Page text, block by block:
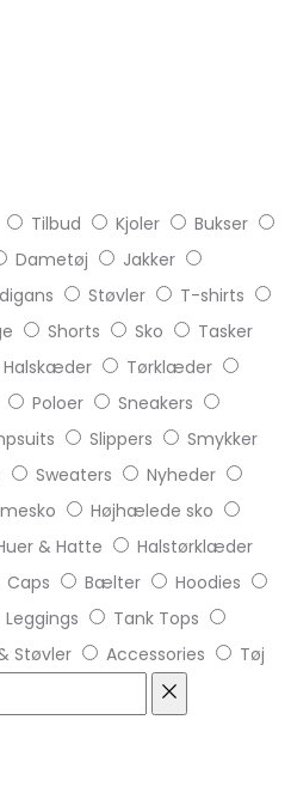
Tilbud Kjoler
Bukser
Dametøj
Jakker
Støvler
T-shirts
Shorts Sko
Tasker
Halskæder
Tørklæder
Poloer
Sneakers
Slippers
Smykker
Sweaters
Nyheder
Højhælede sko
& Hatte
Halstørklæder
Caps Bælter
Hoodies
Leggings
Tank Tops
Støvler Accessories Tøj